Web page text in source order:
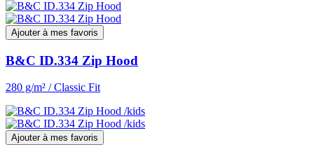
Ajouter à mes favoris
B&C ID.334 Zip Hood
280 g/m² / Classic Fit
Ajouter à mes favoris